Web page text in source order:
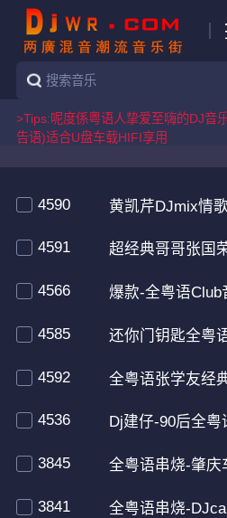
>Tips:呢度係粤语人挚爱至嗨的DJ音
告语)适合U盘车载HIFI享用
4590 黄凯芹DJmix情歌王
4591 超经典哥哥张国荣
4566 爆款-全粤语Club音乐人在
4585 还你门钥匙全粤语80后经典
4592 全粤语张学友经典金曲旋
4536 Dj建仔-90后全粤语Club音乐
3845 全粤语串烧-肇庆车城Dj豪仔-粤
3841 全粤语串烧-DJcandy-粉丝喜爱